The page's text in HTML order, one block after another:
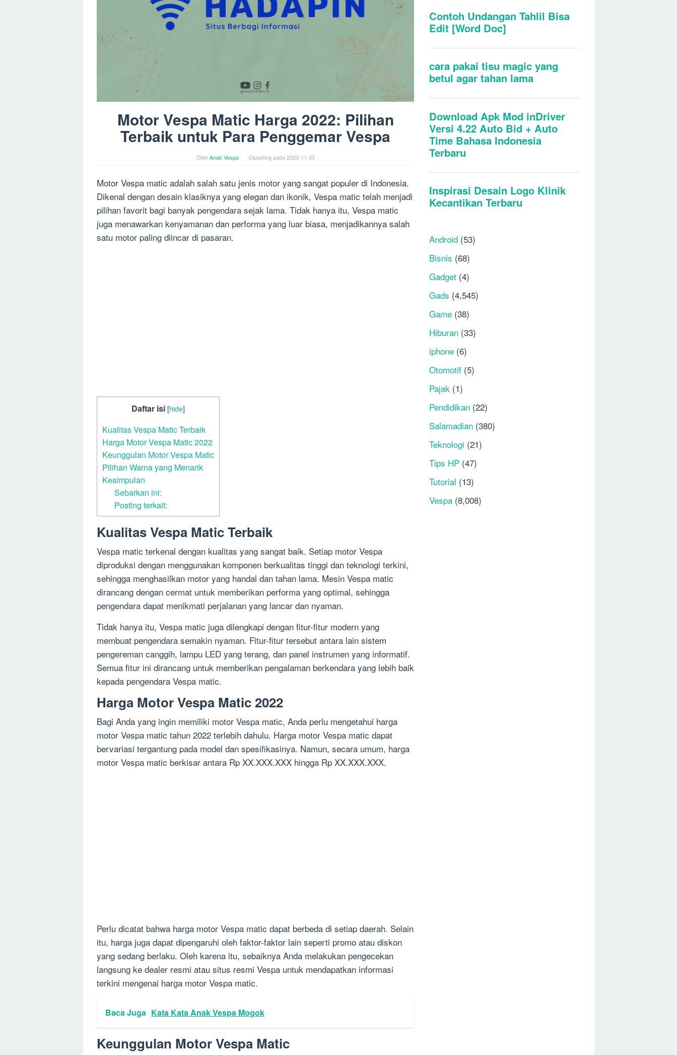
Motor Vespa Matic Harga 2022: Pilihan
Terbaik untuk Para Penggemar Vespa
OlehAnak Vespa Diposting pada2023-11-03
Motor Vespa matic adalah salah satu jenis motor yang sangat populer di Indonesia.
Dikenal dengan desain klasiknya yang elegan dan ikonik, Vespa matic telah menjadi
pilihan favorit bagi banyak pengendara sejak lama. Tidak hanya itu, Vespa matic
juga menawarkan kenyamanan dan performa yang luar biasa, menjadikannya salah
satu motor paling diincar di pasaran.
Daftar isi [hide]
Kualitas Vespa Matic Terbaik
Harga Motor Vespa Matic 2022
Keunggulan Motor Vespa Matic
Pilihan Warna yang Menarik
Kesimpulan
Sebarkan ini:
Posting terkait:
Kualitas Vespa Matic Terbaik
Vespa matic terkenal dengan kualitas yang sangat baik. Setiap motor Vespa
diproduksi dengan menggunakan komponen berkualitas tinggi dan teknologi terkini,
sehingga menghasilkan motor yang handal dan tahan lama. Mesin Vespa matic
dirancang dengan cermat untuk memberikan performa yang optimal, sehingga
pengendara dapat menikmati perjalanan yang lancar dan nyaman.
Tidak hanya itu, Vespa matic juga dilengkapi dengan fitur-fitur modern yang
membuat pengendara semakin nyaman. Fitur-fitur tersebut antara lain sistem
pengereman canggih, lampu LED yang terang, dan panel instrumen yang informatif.
Semua fitur ini dirancang untuk memberikan pengalaman berkendara yang lebih baik
kepada pengendara Vespa matic.
Harga Motor Vespa Matic 2022
Bagi Anda yang ingin memiliki motor Vespa matic, Anda perlu mengetahui harga
motor Vespa matic tahun 2022 terlebih dahulu. Harga motor Vespa matic dapat
bervariasi tergantung pada model dan spesifikasinya. Namun, secara umum, harga
motor Vespa matic berkisar antara Rp XX.XXX.XXX hingga Rp XX.XXX.XXX.
Perlu dicatat bahwa harga motor Vespa matic dapat berbeda di setiap daerah. Selain
itu, harga juga dapat dipengaruhi oleh faktor-faktor lain seperti promo atau diskon
yang sedang berlaku. Oleh karena itu, sebaiknya Anda melakukan pengecekan
langsung ke dealer resmi atau situs resmi Vespa untuk mendapatkan informasi
terkini mengenai harga motor Vespa matic.
Baca Juga Kata Kata Anak Vespa Mogok
Keunggulan Motor Vespa Matic
Android (53)
Bisnis (68)
Gadget (4)
Gads (4,545)
Game (38)
Hiburan (33)
iphone (6)
Otomotif (5)
Pajak (1)
Pendidikan (22)
Salamadian (380)
Teknologi (21)
Tips HP (47)
Tutorial (13)
Vespa (8,008)